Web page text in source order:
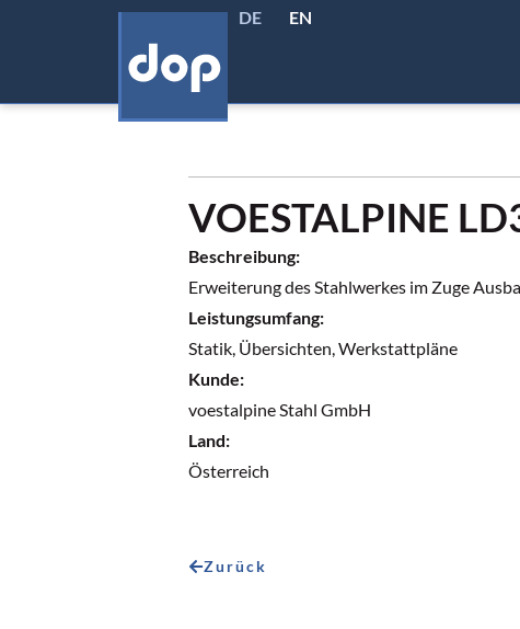
DE EN
VOESTALPINE
Beschreibung:
Erweiterung des Stahlwerkes im Zuge
Leistungsumfang:
Statik, Übersichten, Werkstattpläne
Kunde:
voestalpine Stahl GmbH
Land:
Österreich
Zurück